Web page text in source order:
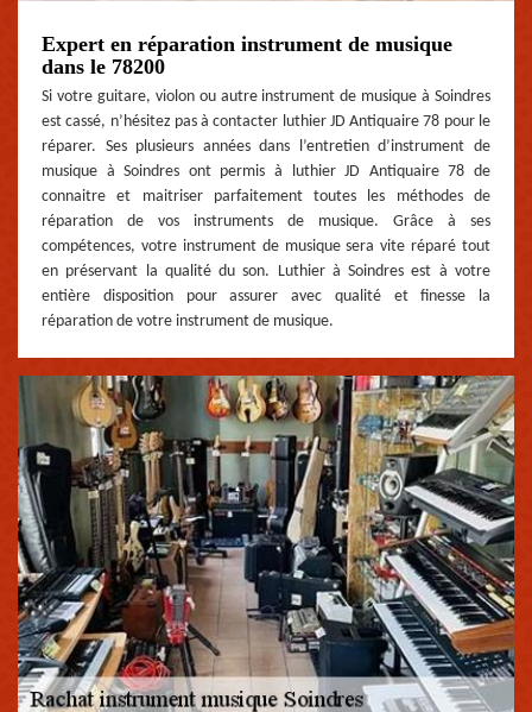
Expert en réparation instrument de musique
dans le 78200
Si votre guitare, violon ou autre instrument de musique à Soindres
est cassé, n’hésitez pas à contacter luthier JD Antiquaire 78 pour le
réparer. Ses plusieurs années dans l’entretien d’instrument de
musique à Soindres ont permis à luthier JD Antiquaire 78 de
connaitre et maitriser parfaitement toutes les méthodes de
réparation de vos instruments de musique. Grâce à ses
compétences, votre instrument de musique sera vite réparé tout
en préservant la qualité du son. Luthier à Soindres est à votre
entière disposition pour assurer avec qualité et finesse la
réparation de votre instrument de musique.